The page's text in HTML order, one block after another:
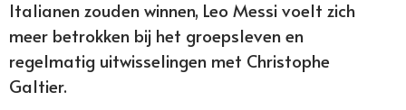
Italianen zouden winnen, Leo Messi voelt zich
meer betrokken bij het groepsleven en
regelmatig uitwisselingen met Christophe
Galtier.